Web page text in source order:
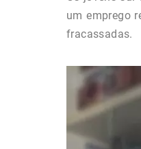
um emprego
fracassadas.